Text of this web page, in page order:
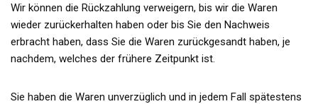
Wir können die Rückzahlung verweigern, bis wir die Waren
wieder zurückerhalten haben oder bis Sie den Nachweis
erbracht haben, dass Sie die Waren zurückgesandt haben, je
nachdem, welches der frühere Zeitpunkt ist.
Sie haben die Waren unverzüglich und in jedem Fall spätestens